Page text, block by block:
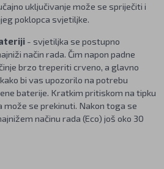
uključivanje može se spriječiti i
poklopca svjetiljke.
- svjetiljka se postupno
način rada. Čim napon padne
brzo treperiti crveno, a glavno
bi vas upozorilo na potrebu
baterije. Kratkim pritiskom na tipku
se prekinuti. Nakon toga se
načinu rada (Eco) još oko 30